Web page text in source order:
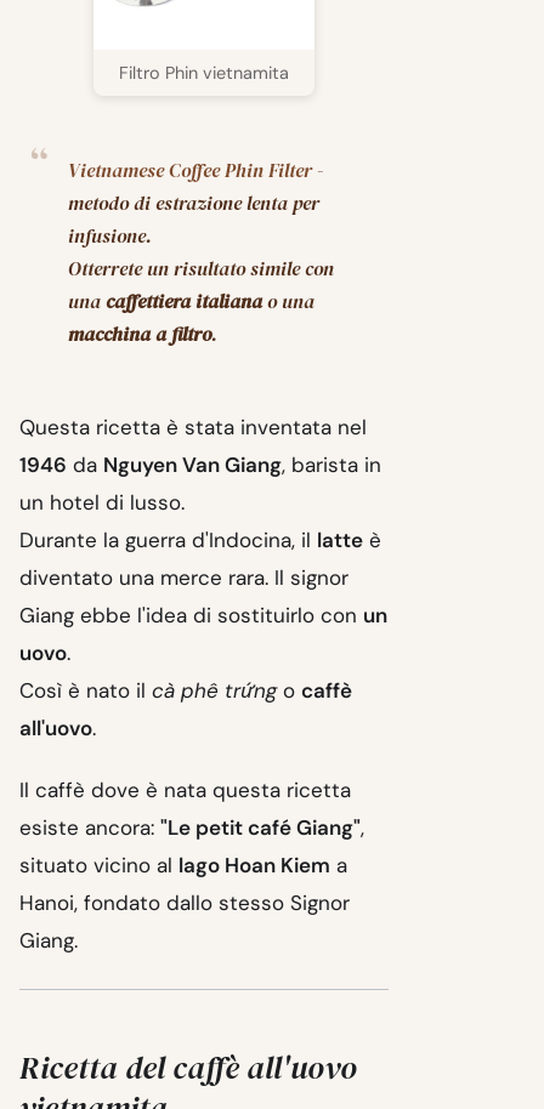
Filtro Phin vietnamita
Vietnamese Coffee Phin Filter-
metodo di estrazione lenta per
infusione.
Otterrete un risultato simile con
unacaffettiera italianao una
macchina a filtro.
Questa ricetta è stata inventata nel
1946 da Nguyen Van Giang, barista in
un hotel di lusso.
Durante la guerra d'Indocina, il latte è
diventato una merce rara. Il signor
Giang ebbe l'idea di sostituirlo con un
uovo.
Così è nato il cà phê trứngo caffè
all'uovo.
Il caffè dove è nata questa ricetta
esiste ancora: "Le petit café Giang",
situato vicino al lago Hoan Kiem a
Hanoi, fondato dallo stesso Signor
Giang.
Ricetta del caffè all'uovo